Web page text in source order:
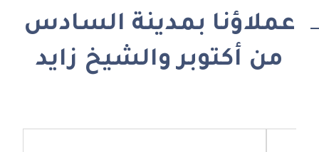
عملاؤنا بمدينة السادس
من أكتوبر والشيخ زايد